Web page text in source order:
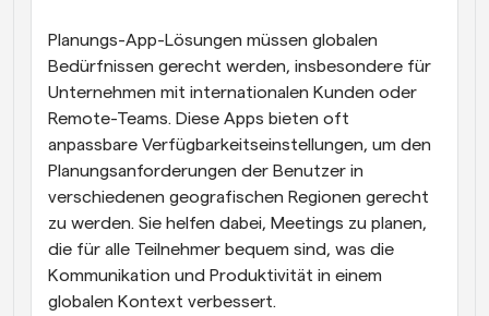
Planungs-App-Lösungen müssen globalen
Bedürfnissen gerecht werden, insbesondere für
Unternehmen mit internationalen Kunden oder
Remote-Teams. Diese Apps bieten oft
anpassbare Verfügbarkeitseinstellungen, um den
Planungsanforderungen der Benutzer in
verschiedenen geografischen Regionen gerecht
zu werden. Sie helfen dabei, Meetings zu planen,
die für alle Teilnehmer bequem sind, was die
Kommunikation und Produktivität in einem
globalen Kontext verbessert.